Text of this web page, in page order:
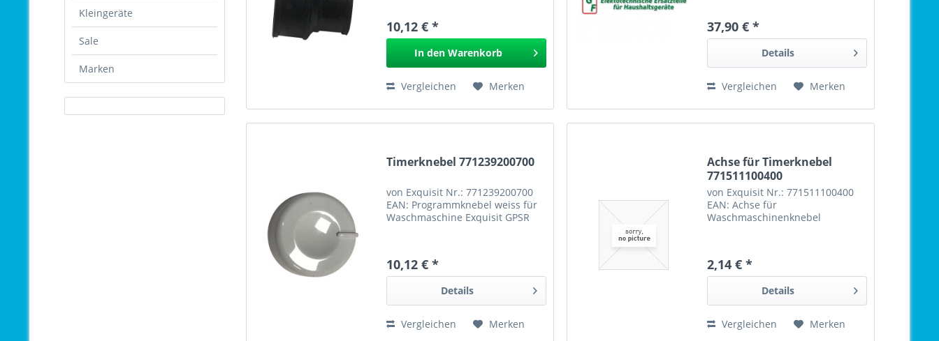
Kleingeräte
Sale
Marken
10,12 € *
In den Warenkorb
Vergleichen Merken
37,90 € *
Details
Vergleichen Merken
Timerknebel 771239200700
von Exquisit Nr.: 771239200700
EAN: Programmknebel weiss für
Waschmaschine Exquisit GPSR
10,12 € *
Details
Vergleichen Merken
Achse für Timerknebel
771511100400
von Exquisit Nr.: 771511100400
EAN: Achse für
Waschmaschinenknebel
2,14 € *
Details
Vergleichen Merken